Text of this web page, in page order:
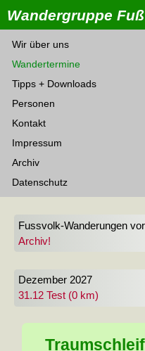
Wandergruppe
Wir über uns
Wandertermine
Tipps + Downloads
Personen
Kontakt
Impressum
Archiv
Datenschutz
Fussvolk-Wanderungen
Archiv!
Dezember 2027
31.12 Test (0 km)